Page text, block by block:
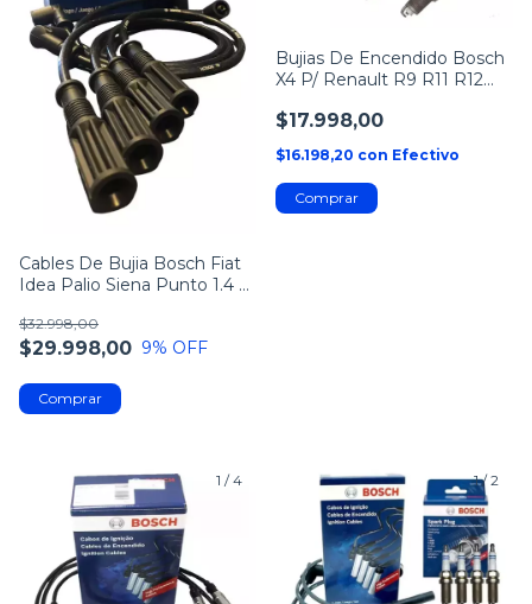
Cables De Bujia Bosch Fiat
Idea Palio Siena Punto 1.4 8
$29.998,00
$32.998,00
9% OFF
Bujias De Encendido Bosch
X4 P/ Renault R9 R11 R12
$17.998,00
$16.198,20 con Efectivo
1 /4 1/2